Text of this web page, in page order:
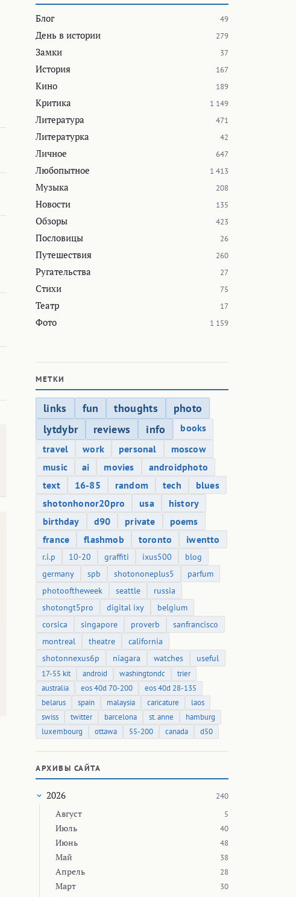
Блог 49
День в истории 279
Замки 37
История 167
Кино 189
Критика 1 149
Литература 471
Литературка 42
Личное 647
Любопытное 1 413
Музыка 208
Новости 135
Обзоры 423
Пословицы 26
Путешествия 260
Ругательства 27
Стихи 75
Театр 17
Фото 1 159
МЕТКИ
links fun thoughts
photo
lytdybr
reviews info
books
travel
work personal
moscow
music
ai movies
androidphoto
text
16-85 random tech
blues
shotonhonor20pro
usa
history
birthday
d90 private
poems
france
flashmob toronto iwentto
r.i.p 10-20 graffiti ixus500
blog
germany
spb shotononeplus5
parfum
photooftheweek
seattle
russia
shotongt5pro
digital ixy
belgium
corsica
singapore proverb
sanfrancisco
montreal
theatre
california
shotonnexus6p
niagara watches useful
17-55 kit android washingtondc
trier
australia
eos 40d 70-200
eos 40d 28-135
belarus
spain malaysia caricature
laos
swiss
twitter barcelona st. anne
hamburg
luxembourg
ottawa 55-200 canada d50
АРХИВЫ САЙТА
2026 240
Август 5
Июль 40
Июнь 48
Май 38
Апрель 28
Март 30